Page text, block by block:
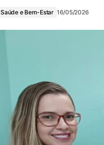
Saúde e Bem-Estar 16/05/2026